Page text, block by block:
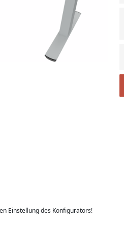
Einstellung des Konfigurators!